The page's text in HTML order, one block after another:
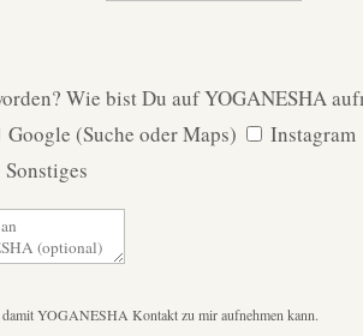
Wie bist Du auf YOGANESHA
Google (Suche oder Maps) Instagram
Sonstiges
YOGANESHA Kontakt zu mir aufnehmen kann.